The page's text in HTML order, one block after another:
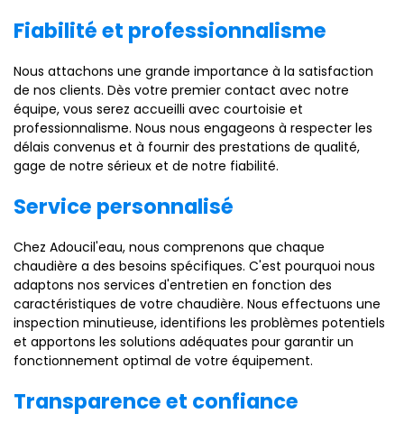
Fiabilité et professionnalisme
Nous attachons une grande importance à la satisfaction
de nos clients. Dès votre premier contact avec notre
équipe, vous serez accueilli avec courtoisie et
professionnalisme. Nous nous engageons à respecter les
délais convenus et à fournir des prestations de qualité,
gage de notre sérieux et de notre fiabilité.
Service personnalisé
Chez Adoucil'eau, nous comprenons que chaque
chaudière a des besoins spécifiques. C'est pourquoi nous
adaptons nos services d'entretien en fonction des
caractéristiques de votre chaudière. Nous effectuons une
inspection minutieuse, identifions les problèmes potentiels
et apportons les solutions adéquates pour garantir un
fonctionnement optimal de votre équipement.
Transparence et confiance